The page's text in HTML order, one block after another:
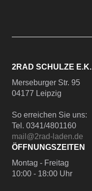
2RAD SCHULZE E.K.
Merseburger Str. 95
04177 Leipzig
So erreichen Sie uns:
Tel. 0341/4801160
mail@2rad-laden.de
ÖFFNUNGSZEITEN
Montag - Freitag
10:00 - 18:00 Uhr